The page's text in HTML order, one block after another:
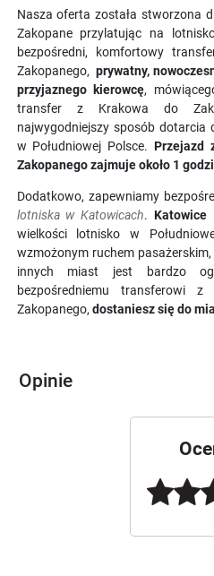
Nasza oferta została stworzona
Zakopane przylatując na
bezpośredni, komfortowy
Zakopanego, prywatny,
przyjaznego kierowcę,
transfer z Krakowa do
najwygodniejszy sposób dotarcia
w Południowej Polsce. Przejazd
Zakopanego zajmuje około 1
Dodatkowo, zapewniamy
lotniska w Katowicach.Katowice
wielkości lotnisko w
wzmożonym ruchem
innych miast jest bardzo
bezpośredniemu transferowi
Zakopanego, dostaniesz się do
Opinie